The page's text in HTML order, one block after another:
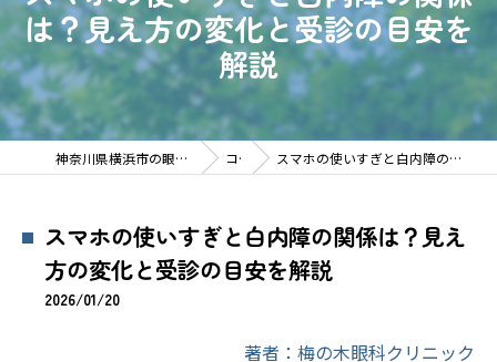
は？見え方の変化と受診の目安を
解説
神奈川県横浜市の眼科なら梅の木眼科クリニック コラム スマホの使いすぎと白内障の関係は？見え方の変化と受診の目安を解説
スマホの使いすぎと白内障の関係は？見え
方の変化と受診の目安を解説
2026/01/20
著者：梅の木眼科クリニック